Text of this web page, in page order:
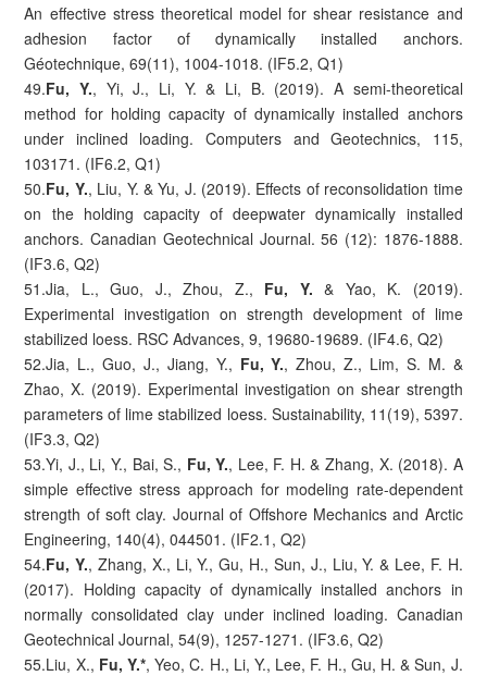
An effective stress theoretical model for shear resistance and
adhesion factor of dynamically installed anchors.
Géotechnique, 69(11), 1004-1018. (IF5.2, Q1)
49.Fu, Y., Yi, J., Li, Y. & Li, B. (2019). A semi-theoretical
method for holding capacity of dynamically installed anchors
under inclined loading. Computers and Geotechnics, 115,
103171. (IF6.2, Q1)
50.Fu, Y., Liu, Y. & Yu, J. (2019). Effects of reconsolidation time
on the holding capacity of deepwater dynamically installed
anchors. Canadian Geotechnical Journal. 56 (12): 1876-1888.
(IF3.6, Q2)
51.Jia, L., Guo, J., Zhou, Z., Fu, Y. & Yao, K. (2019).
Experimental investigation on strength development of lime
stabilized loess. RSC Advances, 9, 19680-19689. (IF4.6, Q2)
52.Jia, L., Guo, J., Jiang, Y., Fu, Y., Zhou, Z., Lim, S. M. &
Zhao, X. (2019). Experimental investigation on shear strength
parameters of lime stabilized loess. Sustainability, 11(19), 5397.
(IF3.3, Q2)
53.Yi, J., Li, Y., Bai, S., Fu, Y., Lee, F. H. & Zhang, X. (2018). A
simple effective stress approach for modeling rate-dependent
strength of soft clay. Journal of Offshore Mechanics and Arctic
Engineering, 140(4), 044501. (IF2.1, Q2)
54.Fu, Y., Zhang, X., Li, Y., Gu, H., Sun, J., Liu, Y. & Lee, F. H.
(2017). Holding capacity of dynamically installed anchors in
normally consolidated clay under inclined loading. Canadian
Geotechnical Journal, 54(9), 1257-1271. (IF3.6, Q2)
55.Liu, X., Fu, Y.*, Yeo, C. H., Li, Y., Lee, F. H., Gu, H. & Sun, J.